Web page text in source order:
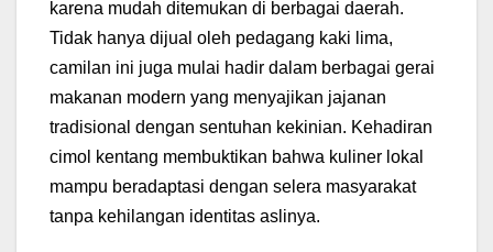
karena mudah ditemukan di berbagai daerah.
Tidak hanya dijual oleh pedagang kaki lima,
camilan ini juga mulai hadir dalam berbagai gerai
makanan modern yang menyajikan jajanan
tradisional dengan sentuhan kekinian. Kehadiran
cimol kentang membuktikan bahwa kuliner lokal
mampu beradaptasi dengan selera masyarakat
tanpa kehilangan identitas aslinya.